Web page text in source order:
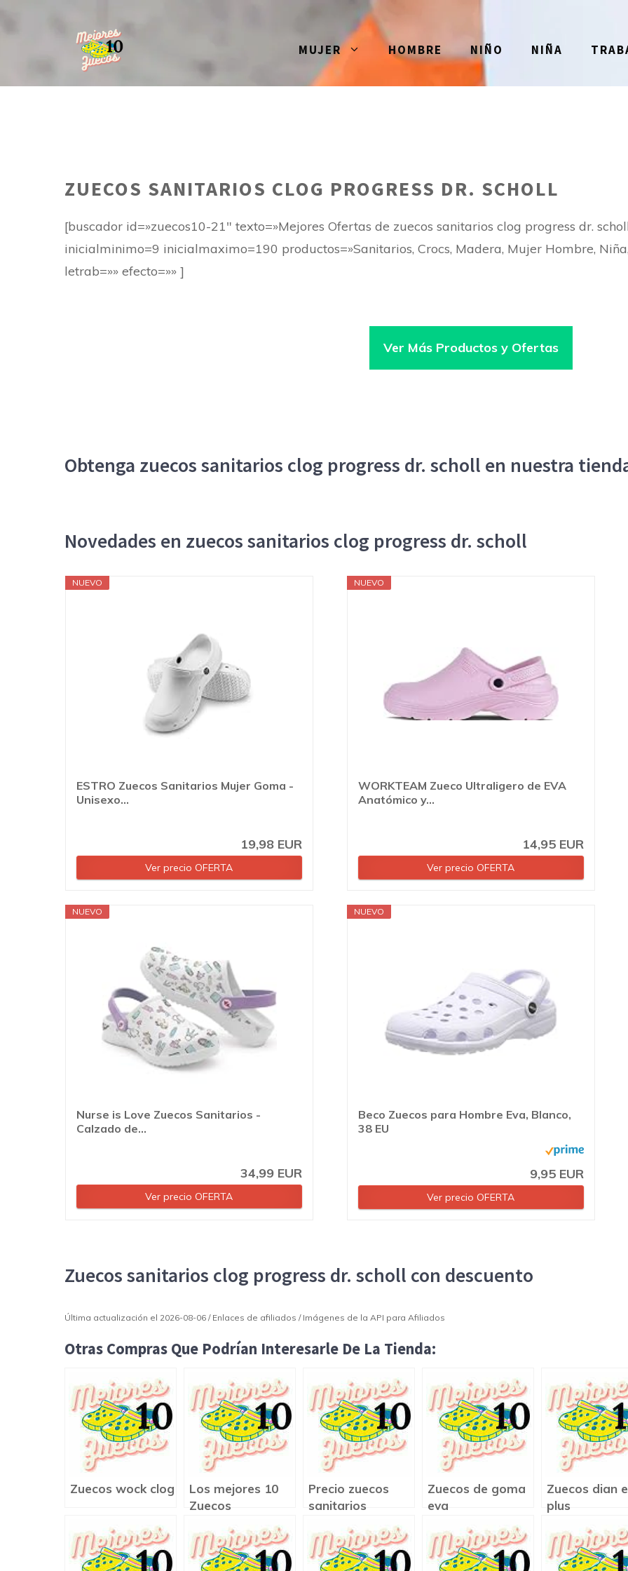
al
MUJER HOMBRE NIÑO NIÑA
ZUECOS SANITARIOS CLOG PROGRESS DR. SCHOLL
[buscador id=»zuecos10-21″ texto=»Mejores Ofertas de zuecos sanitarios clog progress dr.
inicialminimo=9 inicialmaximo=190 productos=»Sanitarios, Crocs, Madera, Mujer Hombre,
letrab=»» efecto=»» ]
Ver Más Productos y Ofertas
Obtenga zuecos sanitarios clog progress dr. scholl en nuestra
Novedades en zuecos sanitarios clog progress dr. scholl
NUEVO
ESTRO Zuecos Sanitarios Mujer Goma -
Unisexo...
19,98 EUR
Ver precio OFERTA
NUEVO
WORKTEAM Zueco Ultraligero de EVA
Anatómico y...
14,95 EUR
Ver precio OFERTA
NUEVO
Nurse is Love Zuecos Sanitarios -
Calzado de...
34,99 EUR
Ver precio OFERTA
NUEVO
Beco Zuecos para Hombre Eva, Blanco,
38 EU
9,95 EUR
Ver precio OFERTA
Zuecos sanitarios clog progress dr. scholl con descuento
Última actualización el 2026-08-06 / Enlaces de afiliados / Imágenes de la API para Afiliados
Otras Compras Que Podrían Interesarle De La Tienda:
Zuecos wock clog
Los mejores 10
Zuecos
Precio zuecos
sanitarios
Zuecos de goma
eva
Zuecos dian
plus